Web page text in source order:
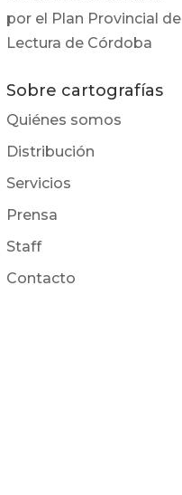
por el Plan Provincial de
Lectura de Córdoba
Sobre cartografías
Quiénes somos
Distribución
Servicios
Prensa
Staff
Contacto